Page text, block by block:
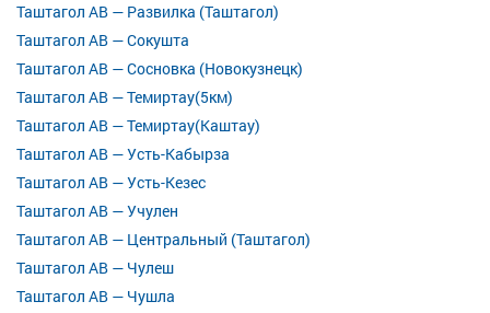
Таштагол АВ — Развилка (Таштагол)
Таштагол АВ — Сокушта
Таштагол АВ — Сосновка (Новокузнецк)
Таштагол АВ — Темиртау(5км)
Таштагол АВ — Темиртау(Каштау)
Таштагол АВ — Усть-Кабырза
Таштагол АВ — Усть-Кезес
Таштагол АВ — Учулен
Таштагол АВ — Центральный (Таштагол)
Таштагол АВ — Чулеш
Таштагол АВ — Чушла